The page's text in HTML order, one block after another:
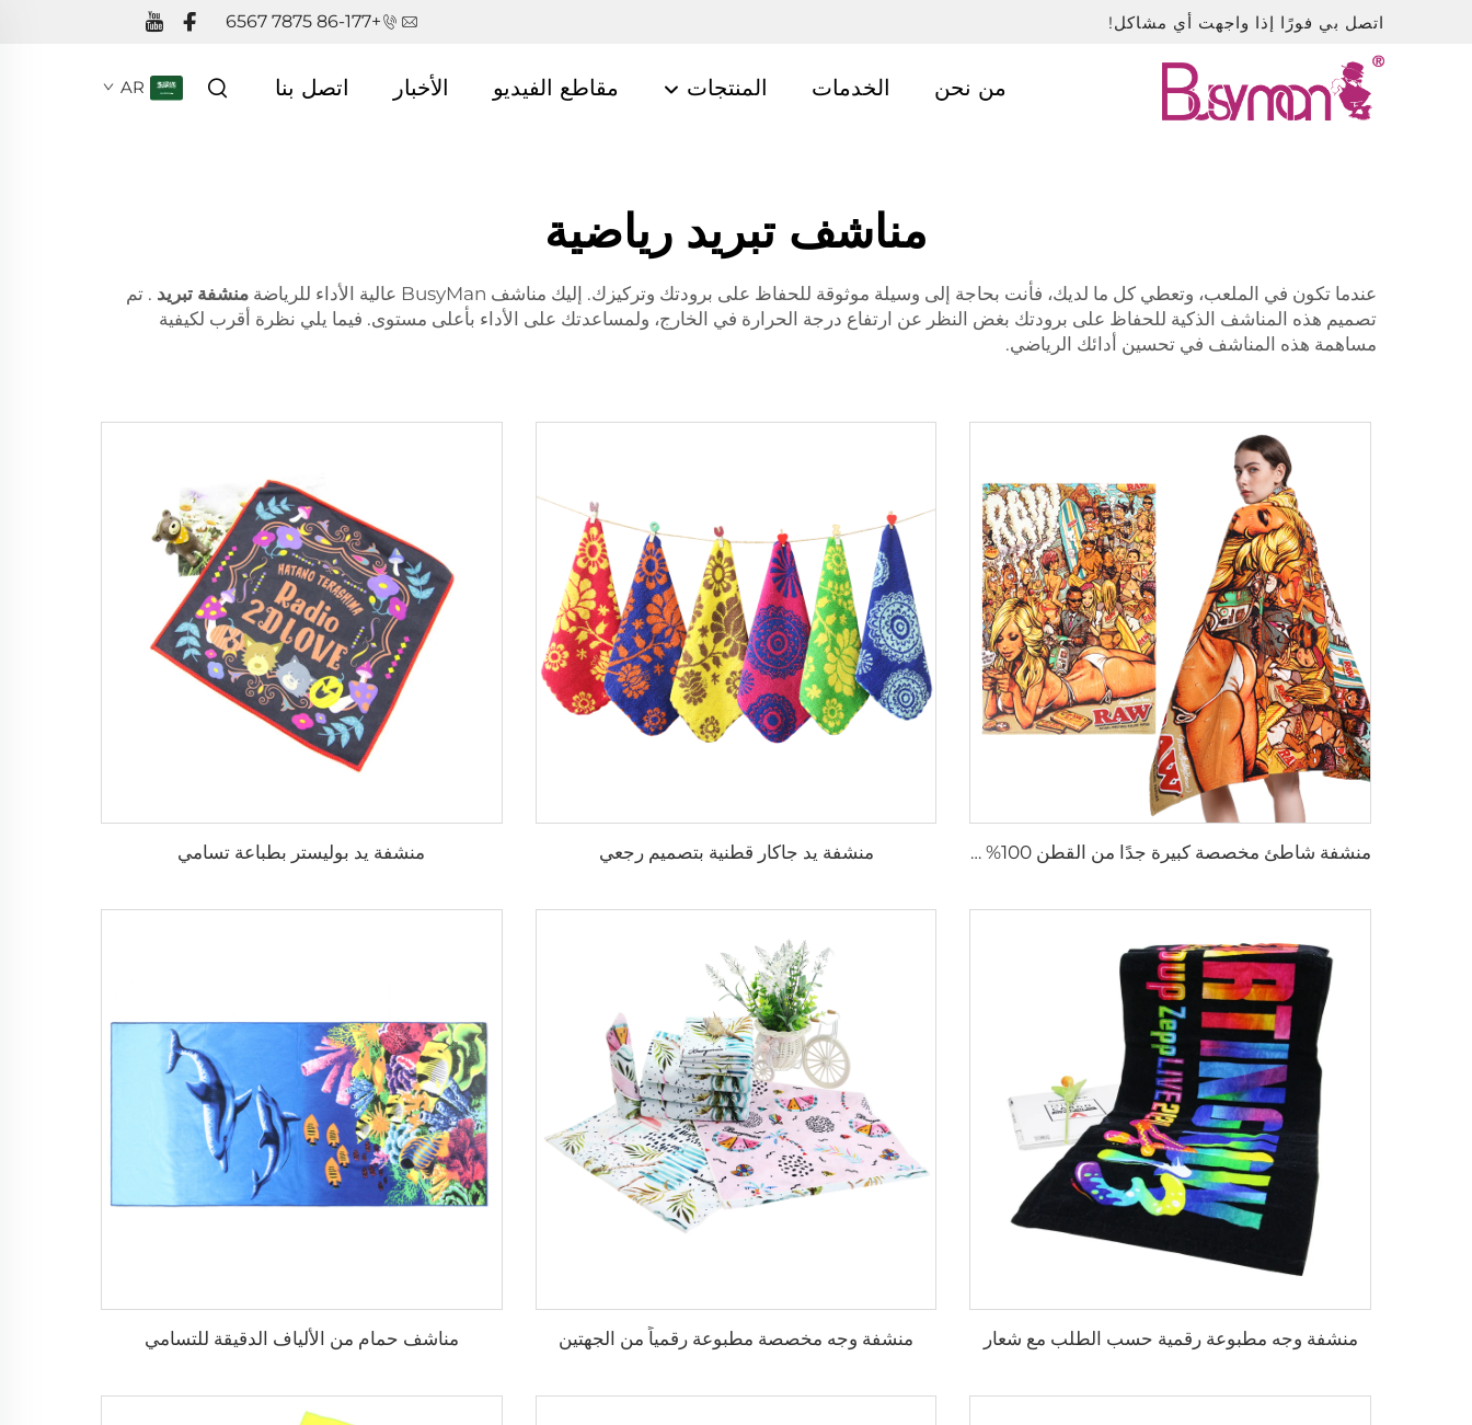
اتصل بي فورًا إذا واجهت أي مشاكل! +86-177 7875 6567
من نحن الخدمات المنتجات مقاطع الفيديو الأخبار اتصل بنا AR
مناشف تبريد رياضية
عندما تكون في الملعب، وتعطي كل ما لديك، فأنت بحاجة إلى وسيلة موثوقة للحفاظ على برودتك وتركيزك. إليك مناشف BusyMan عالية الأداء للرياضة منشفة تبريد . تم
تصميم هذه المناشف الذكية للحفاظ على برودتك بغض النظر عن ارتفاع درجة الحرارة في الخارج، ولمساعدتك على الأداء بأعلى مستوى. فيما يلي نظرة أقرب لكيفية
مساهمة هذه المناشف في تحسين أدائك الرياضي.
منشفة شاطئ مخصصة كبيرة جدًا من القطن 100% مطبوعة منشفة يد جاكار قطنية بتصميم رجعي منشفة يد بوليستر بطباعة تسامي
منشفة وجه مطبوعة رقمية حسب الطلب مع شعار منشفة وجه مخصصة مطبوعة رقمياً من الجهتين مناشف حمام من الألياف الدقيقة للتسامي